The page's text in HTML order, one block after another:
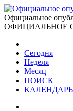
Официальное
ОФИЦИАЛЬНОЕ
Сегодня
Неделя
Месяц
ПОИСК